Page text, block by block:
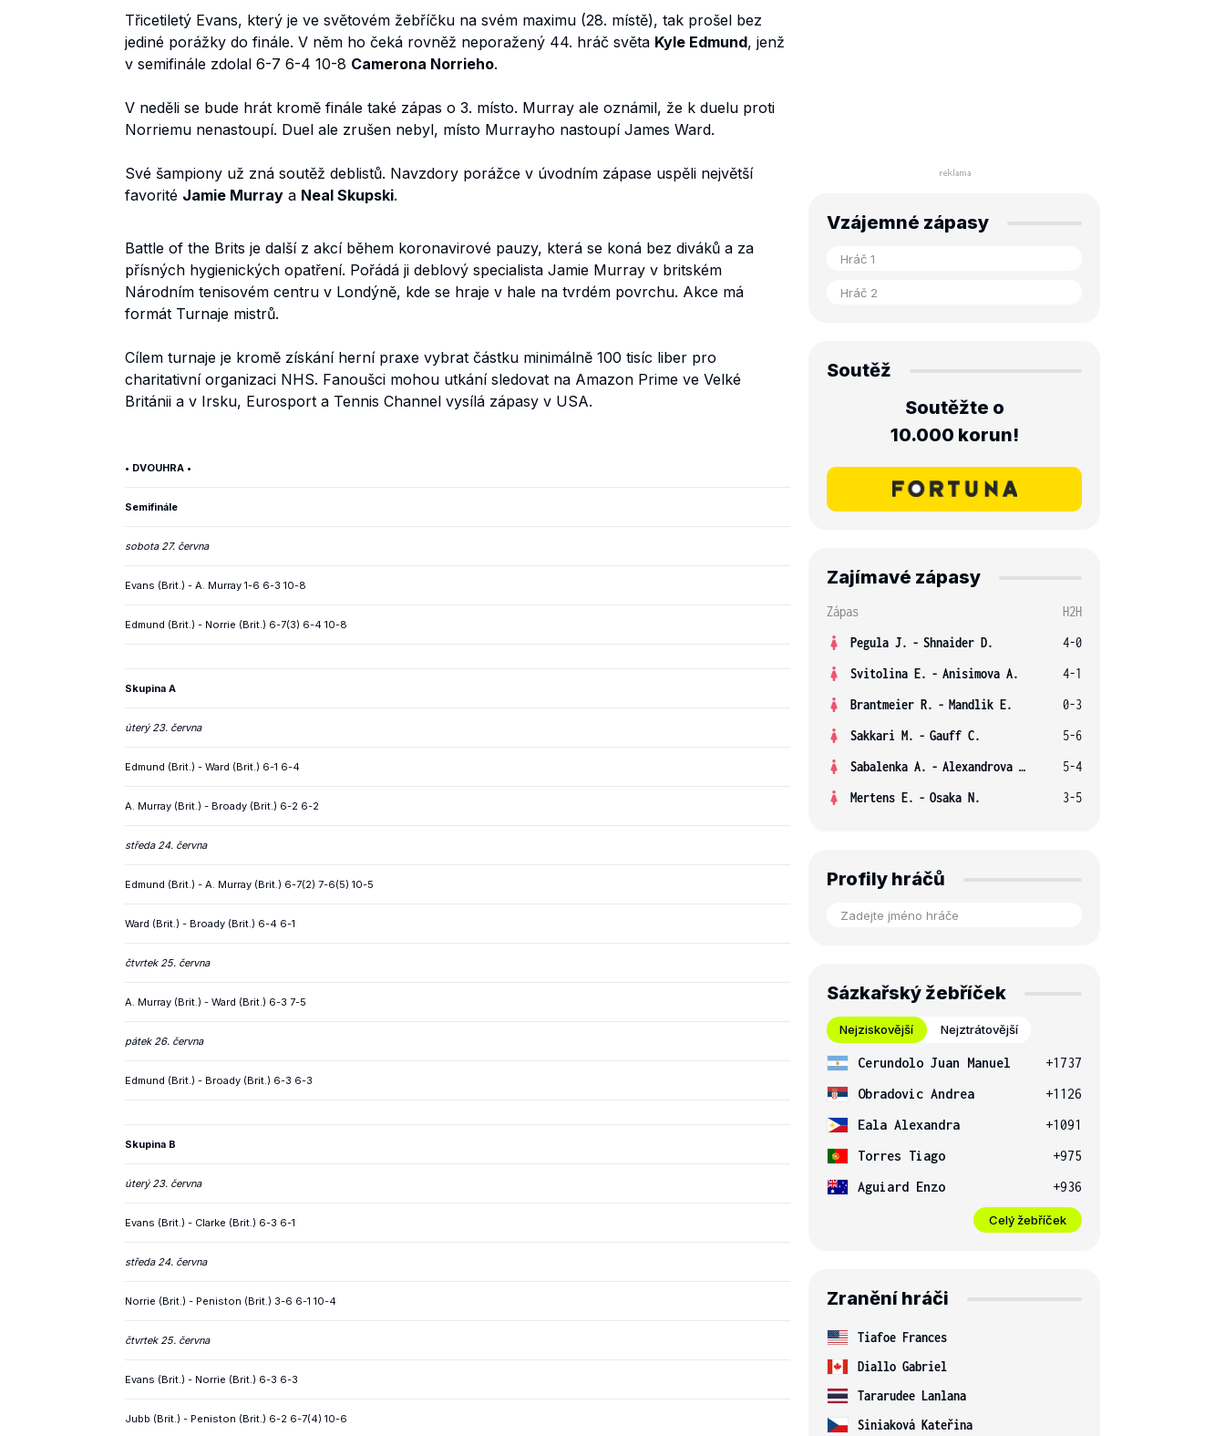
Třicetiletý Evans, který je ve světovém žebříčku na svém maximu (28. místě), tak prošel bez
jediné porážky do finále. V něm ho čeká rovněž neporažený 44. hráč světa Kyle Edmund, jenž
v semifinále zdolal 6-7 6-4 10-8 Camerona Norrieho.
V neděli se bude hrát kromě finále také zápas o 3. místo. Murray ale oznámil, že k duelu proti
Norriemu nenastoupí. Duel ale zrušen nebyl, místo Murrayho nastoupí James Ward.
Své šampiony už zná soutěž deblistů. Navzdory porážce v úvodním zápase uspěli největší
favorité Jamie Murray a Neal Skupski.
Battle of the Brits je další z akcí během koronavirové pauzy, která se koná bez diváků a za
přísných hygienických opatření. Pořádá ji deblový specialista Jamie Murray v britském
Národním tenisovém centru v Londýně, kde se hraje v hale na tvrdém povrchu. Akce má
formát Turnaje mistrů.
Cílem turnaje je kromě získání herní praxe vybrat částku minimálně 100 tisíc liber pro
charitativní organizaci NHS. Fanoušci mohou utkání sledovat na Amazon Prime ve Velké
Británii a v Irsku, Eurosport a Tennis Channel vysílá zápasy v USA.
• DVOUHRA •
Semifinále
sobota 27. června
Evans (Brit.) - A. Murray 1-6 6-3 10-8
Edmund (Brit.) - Norrie (Brit.) 6-7(3) 6-4 10-8
Skupina A
úterý 23. června
Edmund (Brit.) - Ward (Brit.) 6-1 6-4
A. Murray (Brit.) - Broady (Brit.) 6-2 6-2
středa 24. června
Edmund (Brit.) - A. Murray (Brit.) 6-7(2) 7-6(5) 10-5
Ward (Brit.) - Broady (Brit.) 6-4 6-1
čtvrtek 25. června
A. Murray (Brit.) - Ward (Brit.) 6-3 7-5
pátek 26. června
Edmund (Brit.) - Broady (Brit.) 6-3 6-3
Skupina B
úterý 23. června
Evans (Brit.) - Clarke (Brit.) 6-3 6-1
středa 24. června
Norrie (Brit.) - Peniston (Brit.) 3-6 6-1 10-4
čtvrtek 25. června
Evans (Brit.) - Norrie (Brit.) 6-3 6-3
Jubb (Brit.) - Peniston (Brit.) 6-2 6-7(4) 10-6
Vzájemné zápasy
Soutěž
Soutěžte o
10.000 korun!
Zajímavé zápasy
Zápas
H2H
Pegula J. - Shnaider D.
4-0
Svitolina E. - Anisimova A.
4-1
Brantmeier R. - Mandlik E.
0-3
Sakkari M. - Gauff C.
5-6
Sabalenka A. - Alexandrova E.
5-4
Mertens E. - Osaka N. 3-5
Profily hráčů
Sázkařský žebříček
Nejziskovější Nejztrátovější
Cerundolo Juan Manuel
+1737
Obradovic Andrea
+1126
Eala Alexandra
+1091
Torres Tiago
+975
Aguiard Enzo
+936
Celý žebříček
Zranění hráči
Tiafoe Frances
Diallo Gabriel
Tararudee Lanlana
Siniaková Kateřina